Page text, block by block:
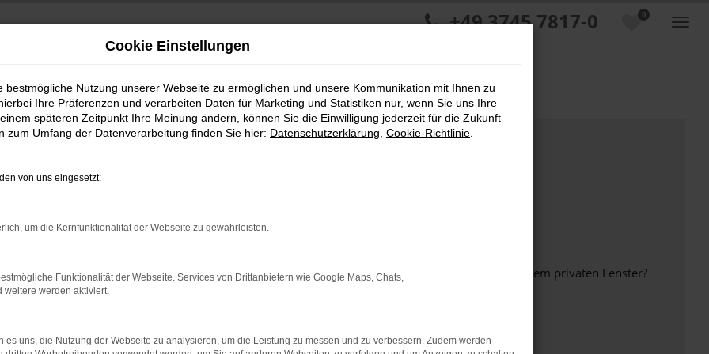
0
+49 3745 7817-0
bestimmter Seiten verhindern. Funktioniert die Seite in einem anderen Browser oder in einem privaten Fenster?
beheben.
auf dem neuesten Stand sind.
Cookie Einstellungen
bestmögliche Nutzung unserer Webseite zu ermöglichen und unsere Kommunikation mit Ihnen zu
Ihre Präferenzen und verarbeiten Daten für Marketing und Statistiken nur, wenn Sie uns Ihre
späteren Zeitpunkt Ihre Meinung ändern, können Sie die Einwilligung jederzeit für die Zukunft
zum Umfang der Datenverarbeitung finden Sie hier: Datenschutzerklärung Cookie-Richtlinie
von uns eingesetzt:
um die Kernfunktionalität der Webseite zu gewährleisten.
Funktionalität der Webseite. Services von Drittanbietern wie Google Maps, Chats,
weitere werden aktiviert.
es uns, die Nutzung der Webseite zu analysieren, um die Leistung zu messen und zu verbessern. Zudem werden